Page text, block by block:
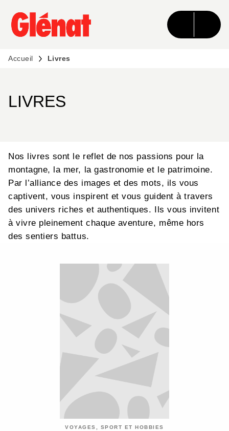
MENU RECHERCHE CONTENU
PIED DE PAGE
Accueil Livres
LIVRES
Nos livres sont le reflet de nos passions pour la
montagne, la mer, la gastronomie et le patrimoine.
Par l’alliance des images et des mots, ils vous
captivent, vous inspirent et vous guident à travers
des univers riches et authentiques. Ils vous invitent
à vivre pleinement chaque aventure, même hors
des sentiers battus.
VOYAGES, SPORT ET HOBBIES